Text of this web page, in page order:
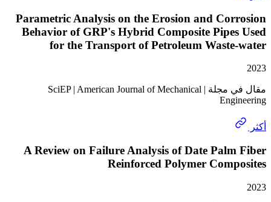
Parametric Analysis on the Erosion and
Behavior of GRP's Hybrid Composite
for the Transport of Petroleum
مقال في مجلة | SciEP | American Journal of Mechanical
A Review on Failure Analysis of Date
Reinforced Polymer